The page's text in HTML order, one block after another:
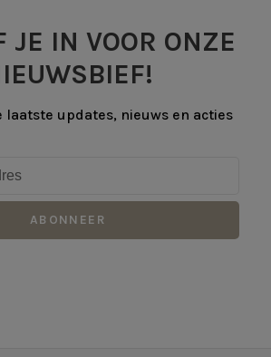
JE IN VOOR ONZE
laatste updates, nieuws en acties
ABONNEER